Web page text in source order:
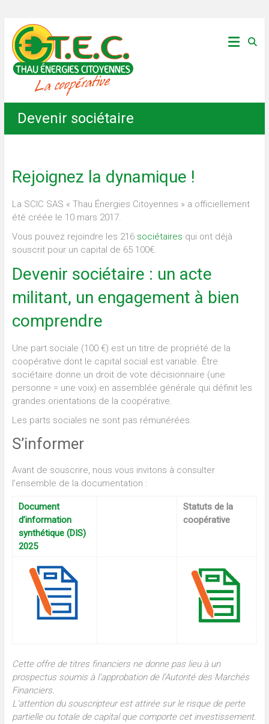
content
Thau
Énergies
Citoyennes
Devenir sociétaire
Rejoignez la dynamique !
La SCIC SAS « Thau Énergies Citoyennes » a officiellement
été créée le 10 mars 2017.
Vous pouvez rejoindre les 216 sociétaires qui ont déjà
souscrit pour un capital de 65 100€.
Devenir sociétaire : un acte
militant, un engagement à bien
comprendre
Une part sociale (100 €) est un titre de propriété de la
coopérative dont le capital social est variable. Être
sociétaire donne un droit de vote décisionnaire (une
personne = une voix) en assemblée générale qui définit les
grandes orientations de la coopérative.
Les parts sociales ne sont pas rémunérées.
S’informer
Avant de souscrire, nous vous invitons à consulter
l’ensemble de la documentation :
Document
d’information
synthétique (DIS)
2025
Statuts de la
coopérative
Cette offre de titres financiers ne donne pas lieu à un
prospectus soumis à l’approbation de l’Autorité des Marchés
Financiers.
L’attention du souscripteur est attirée sur le risque de perte
partielle ou totale de capital que comporte cet investissement.